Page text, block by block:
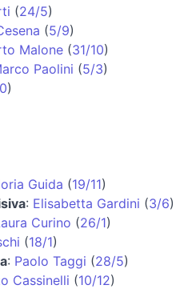
(24/5)
(5/9)
Malone (31/10)
Paolini (5/3)
)
Guida (19/11)
: Elisabetta Gardini (3/6)
Curino (26/1)
(18/1)
: Paolo Taggi (28/5)
Cassinelli (10/12)